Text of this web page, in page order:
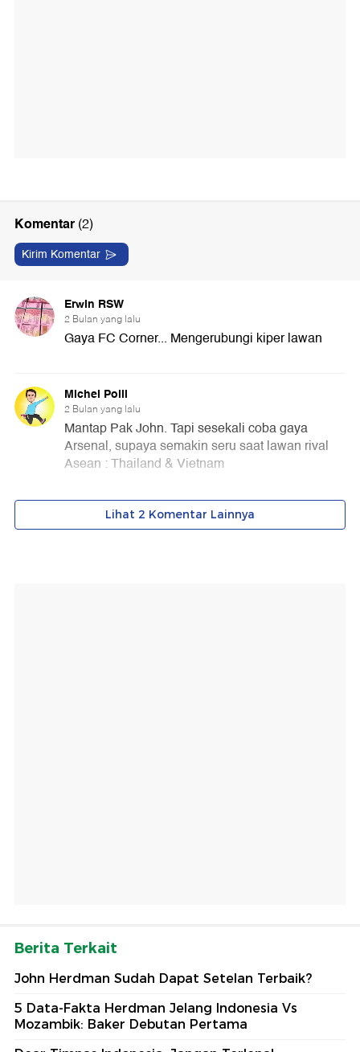
Berita Terkait
John Herdman Sudah Dapat Setelan Terbaik?
5 Data-Fakta Herdman Jelang Indonesia Vs
Mozambik: Baker Debutan Pertama